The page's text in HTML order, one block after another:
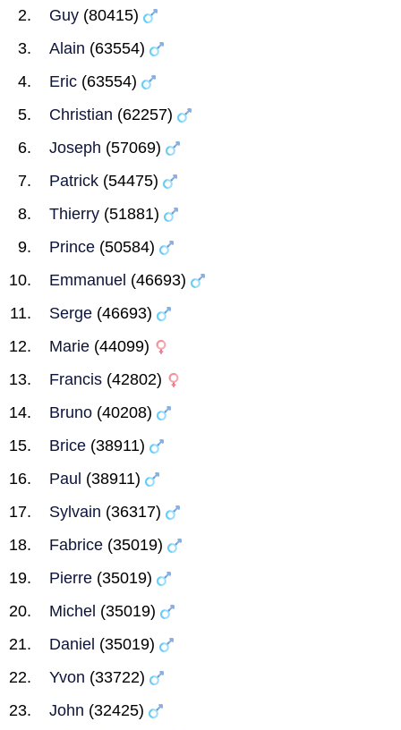
Guy (80415)
Alain (63554)
Eric (63554)
Christian (62257)
Joseph (57069)
Patrick (54475)
Thierry (51881)
Prince (50584)
Emmanuel (46693)
Serge (46693)
Marie (44099)
Francis (42802)
Bruno (40208)
Brice (38911)
Paul (38911)
Sylvain (36317)
Fabrice (35019)
Pierre (35019)
Michel (35019)
Daniel (35019)
Yvon (33722)
John (32425)